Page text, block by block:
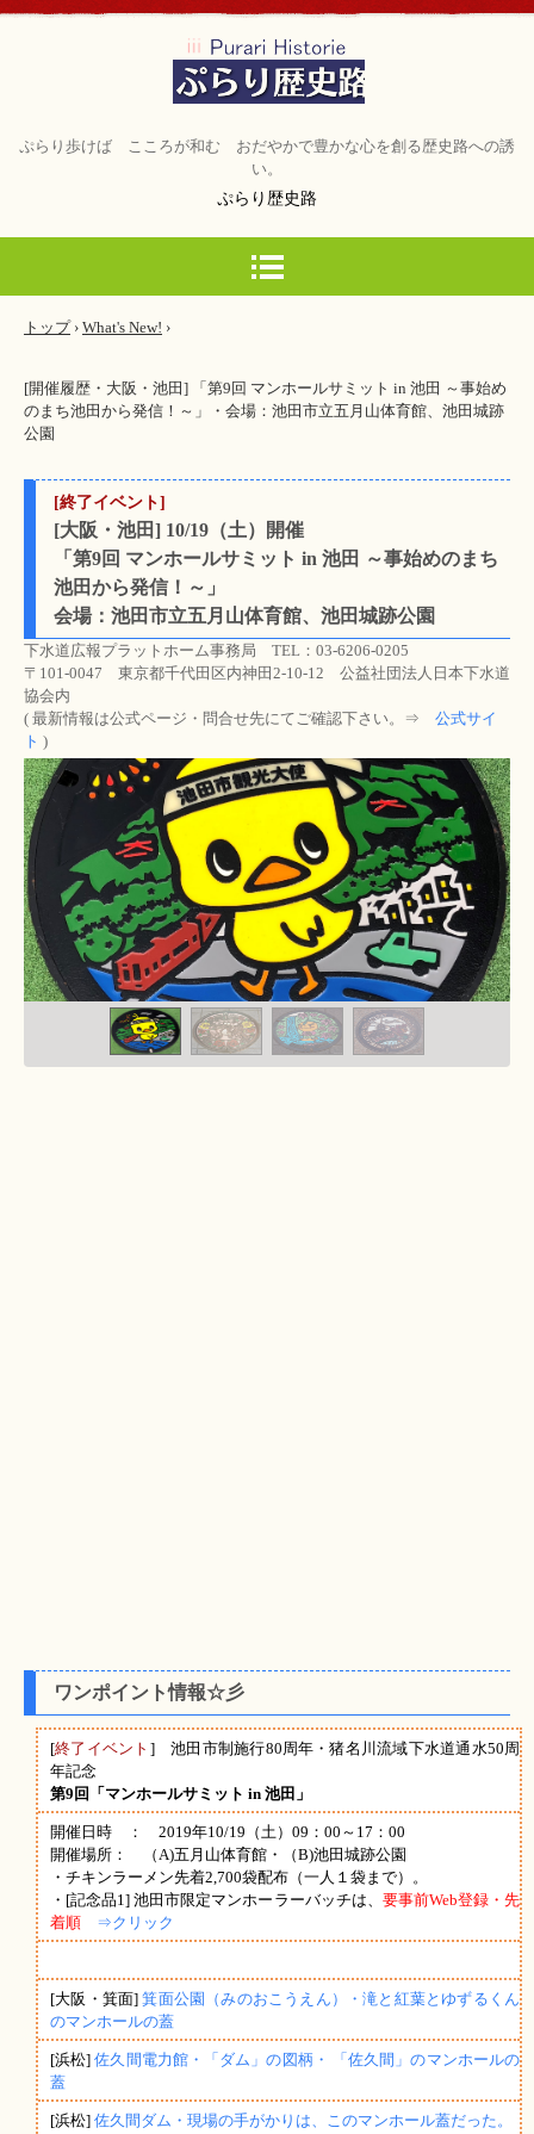
ぷらり歩けば こころが和む おだやかで豊かな心を創る歴史路への誘
い。
ぷらり歴史路
トップ › What's New! ›
[開催履歴・大阪・池田] 「第9回 マンホールサミット in 池田 ～事始め
のまち池田から発信！～」・会場：池田市立五月山体育館、池田城跡
公園
[終了イベント]
[大阪・池田] 10/19（土）開催
「第9回 マンホールサミット in 池田 ～事始めのまち
池田から発信！～」
会場：池田市立五月山体育館、池田城跡公園
下水道広報プラットホーム事務局 TEL：03-6206-0205
〒101-0047 東京都千代田区内神田2-10-12 公益社団法人日本下水道
協会内
( 最新情報は公式ページ・問合せ先にてご確認下さい。⇒ 公式サイ
ト )
ワンポイント情報☆彡
[終了イベント ] 池田市制施行80周年・猪名川流域下水道通水50周
年記念
第9回「マンホールサミット in 池田」
開催日時 ： 2019年10/19（土）09：00～17：00
開催場所： （A)五月山体育館・（B)池田城跡公園
・チキンラーメン先着2,700袋配布（一人１袋まで）。
・[記念品1] 池田市限定マンホーラーバッチは、 要事前Web登録・先
着順
⇒クリック
[大阪・箕面]箕面公園（みのおこうえん）・滝と紅葉とゆずるくん
のマンホールの蓋
[浜松]佐久間電力館・「ダム」の図柄・ 「佐久間」のマンホールの
蓋
[浜松] 佐久間ダム・現場の手がかりは、このマンホール蓋だった。